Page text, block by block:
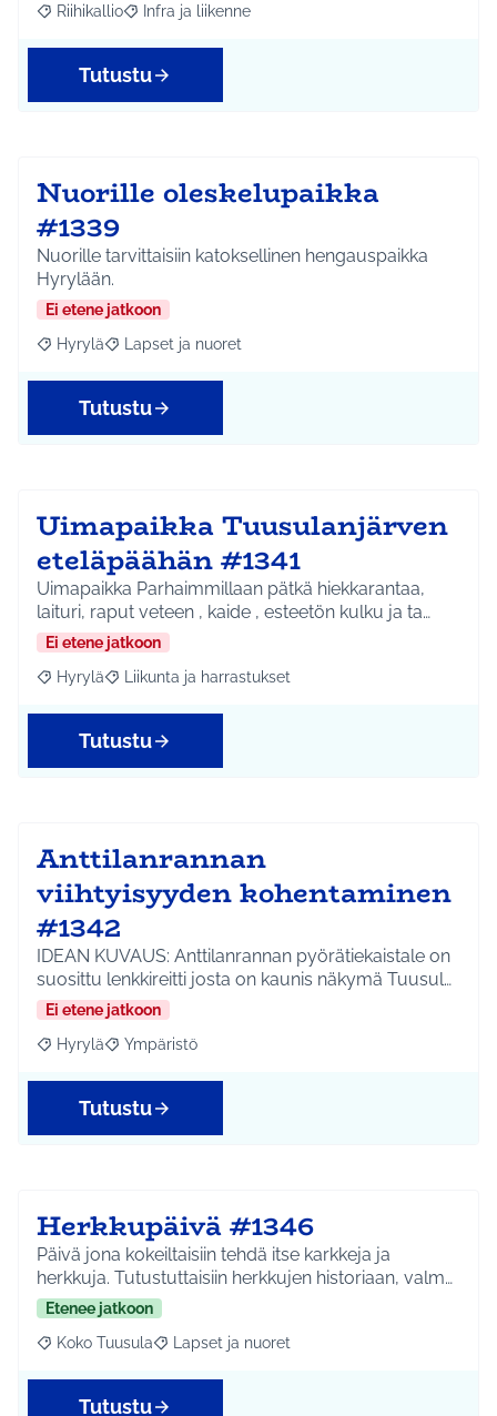
Rajaa tulokset aihepiirin mukaan: Riihikallio
Riihikallio Rajaa tulokset teeman mukaan: Infra ja liikenne
Infra ja liikenne
Tutustu
Nuorille oleskelupaikka
#1339
Nuorille tarvittaisiin katoksellinen hengauspaikka
Hyrylään.
Ei etene jatkoon
Rajaa tulokset aihepiirin mukaan: Hyrylä
Hyrylä Rajaa tulokset teeman mukaan: Lapset ja nuoret
Lapset ja nuoret
Tutustu
Uimapaikka Tuusulanjärven
eteläpäähän #1341
Uimapaikka Parhaimmillaan pätkä hiekkarantaa,
laituri, raput veteen , kaide , esteetön kulku ja ta…
Ei etene jatkoon
Rajaa tulokset aihepiirin mukaan: Hyrylä
Hyrylä Rajaa tulokset teeman mukaan: Liikunta ja
Liikunta ja harrastukset
Tutustu
Anttilanrannan
viihtyisyyden kohentaminen
#1342
IDEAN KUVAUS: Anttilanrannan pyörätiekaistale on
suosittu lenkkireitti josta on kaunis näkymä Tuusul…
Ei etene jatkoon
Rajaa tulokset aihepiirin mukaan: Hyrylä
Hyrylä Rajaa tulokset teeman mukaan: Ympäristö
Ympäristö
Tutustu
Herkkupäivä #1346
Päivä jona kokeiltaisiin tehdä itse karkkeja ja
herkkuja. Tutustuttaisiin herkkujen historiaan, valm…
Etenee jatkoon
Rajaa tulokset aihepiirin mukaan: Koko Tuusula
Koko Tuusula Rajaa tulokset teeman mukaan: Lapset ja
Lapset ja nuoret
Tutustu